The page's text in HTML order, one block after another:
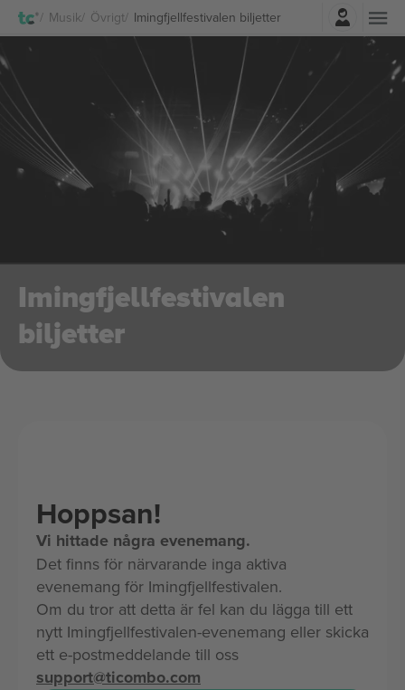
Musik Övrigt Imingfjellfestivalen biljetter
Logga in
Imingfjellfestivalen
biljetter
Hoppsan!
Vi hittade några evenemang.
Det finns för närvarande inga aktiva
evenemang för Imingfjellfestivalen.
Om du tror att detta är fel kan du lägga till ett
nytt Imingfjellfestivalen-evenemang eller skicka
ett e-postmeddelande till oss
support@ticombo.com